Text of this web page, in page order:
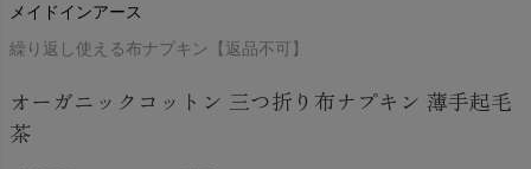
メイドインアース
繰り返し使える布ナプキン【返品不可】
オーガニックコットン 三つ折り布ナプキン 薄手起毛
茶